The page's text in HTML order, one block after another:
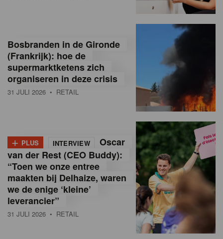
Bosbranden in de Gironde
(Frankrijk): hoe de
supermarktketens zich
organiseren in deze crisis
31 JULI 2026 • RETAIL
+ PLUS INTERVIEW
Oscar
van der Rest (CEO Buddy):
“Toen we onze entree
maakten bij Delhaize, waren
we de enige ‘kleine’
leverancier”
31 JULI 2026 • RETAIL